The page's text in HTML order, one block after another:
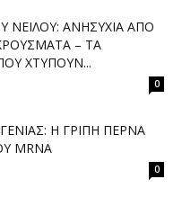
ΝΕΊΛΟΥ: ΑΝΗΣΥΧΊΑ ΑΠΌ
– ΤΑ
ΧΤΥΠΟΎΝ...
0
Η ΓΡΊΠΗ ΠΕΡΝΆ
MRNA
0